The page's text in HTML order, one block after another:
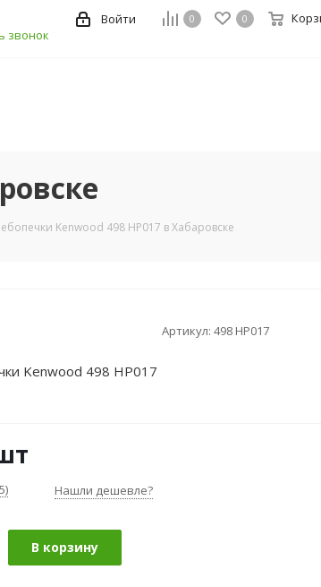
0 0
Войти
звонок
Kenwood 498 HP017 в Хабаровске
Артикул: 498 HP017
Kenwood 498 HP017
Нашли дешевле?
В корзину